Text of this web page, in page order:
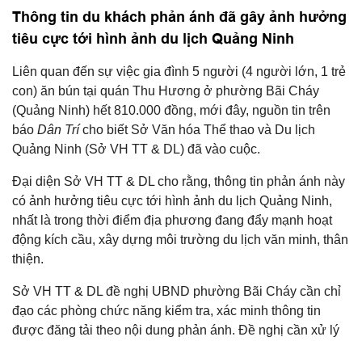
Thông tin du khách phản ánh đã gây ảnh hưởng
tiêu cực tới hình ảnh du lịch Quảng Ninh
Liên quan đến sự việc gia đình 5 người (4 người lớn, 1 trẻ
con) ăn bún tại quán Thu Hương ở phường Bãi Cháy
(Quảng Ninh) hết 810.000 đồng, mới đây, nguồn tin trên
báo Dân Trícho biết Sở Văn hóa Thể thao và Du lịch
Quảng Ninh (Sở VH TT & DL) đã vào cuộc.
Đại diện Sở VH TT & DL cho rằng, thông tin phản ánh này
có ảnh hưởng tiêu cực tới hình ảnh du lịch Quảng Ninh,
nhất là trong thời điểm địa phương đang đẩy mạnh hoạt
động kích cầu, xây dựng môi trường du lịch văn minh, thân
thiện.
Sở VH TT & DL đề nghị UBND phường Bãi Cháy cần chỉ
đạo các phòng chức năng kiểm tra, xác minh thông tin
được đăng tải theo nội dung phản ánh. Đề nghị cần xử lý